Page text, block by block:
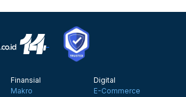
Finansial
Makro
Digital
E-Commerce